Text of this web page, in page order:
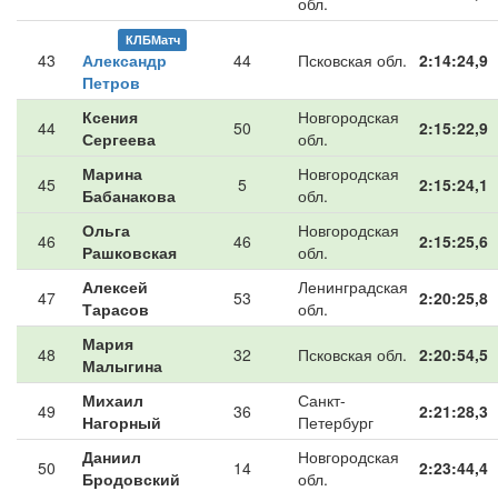
43
КЛБМатч
Александр
Петров
44 Псковская обл. 2:14:24,9
44
Ксения
Сергеева
50
Новгородская
обл.
2:15:22,9
45
Марина
Бабанакова
5
Новгородская
обл.
2:15:24,1
46
Ольга
Рашковская
46
Новгородская
обл.
2:15:25,6
47
Алексей
Тарасов
53
Ленинградская
обл.
2:20:25,8
48
Мария
Малыгина
32 Псковская обл. 2:20:54,5
49
Михаил
Нагорный
36
Санкт-
Петербург
2:21:28,3
50
Даниил
Бродовский
14
Новгородская
обл.
2:23:44,4